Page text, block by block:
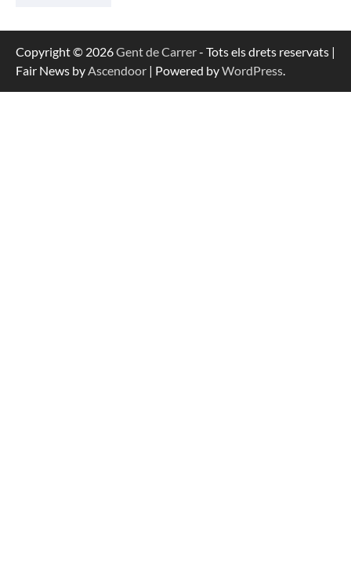
Copyright © 2026Gent de Carrer- Tots els drets reservats |
Fair News byAscendoor | Powered byWordPress.